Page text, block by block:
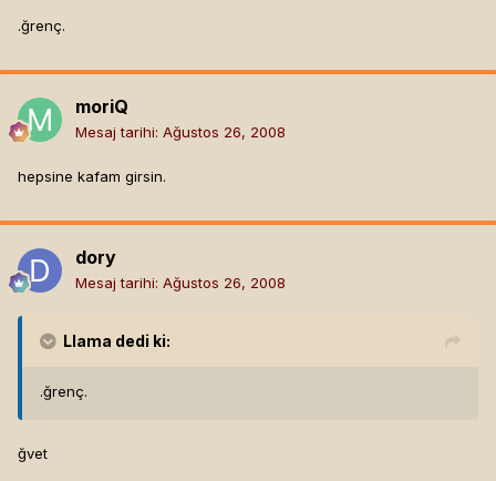
.ğrenç.
moriQ
Mesaj tarihi: Ağustos 26, 2008
hepsine kafam girsin.
dory
Mesaj tarihi: Ağustos 26, 2008
Llama dedi ki:
.ğrenç.
ğvet